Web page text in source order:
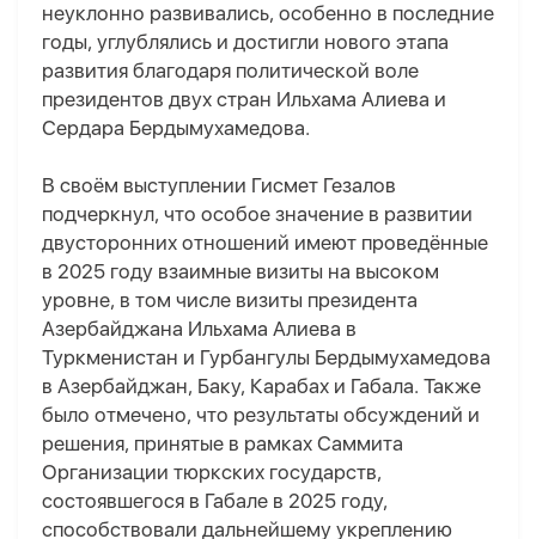
неуклонно развивались, особенно в последние
годы, углублялись и достигли нового этапа
развития благодаря политической воле
президентов двух стран Ильхама Алиева и
Сердара Бердымухамедова.
В своём выступлении Гисмет Гезалов
подчеркнул, что особое значение в развитии
двусторонних отношений имеют проведённые
в 2025 году взаимные визиты на высоком
уровне, в том числе визиты президента
Азербайджана Ильхама Алиева в
Туркменистан и Гурбангулы Бердымухамедова
в Азербайджан, Баку, Карабах и Габала. Также
было отмечено, что результаты обсуждений и
решения, принятые в рамках Саммита
Организации тюркских государств,
состоявшегося в Габале в 2025 году,
способствовали дальнейшему укреплению